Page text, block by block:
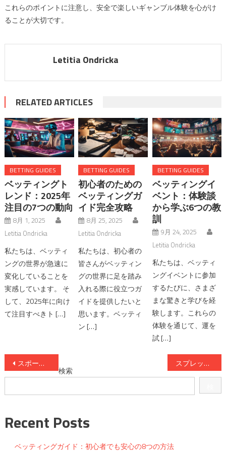
これらのポイントに注意し、安全で楽しいギャンブル体験を心がけ
ることが大切です。
Letitia Ondricka
RELATED ARTICLES
BETTING GUIDES
ベッティングト
レンド：2025年
注目の7つの動向
8月 1, 2025
Letitia Ondricka
私たちは、ベッティ
ングの世界が急速に
変化していることを
実感しています。 そ
して、2025年に向け
て注目すべきト […]
BETTING GUIDES
初心者のための
ベッティングガ
イド完全攻略
8月 25, 2025
Letitia Ondricka
私たちは、初心者の
皆さんがベッティン
グの世界に足を踏み
入れる際に役立つガ
イドを提供したいと
思います。ベッティ
ン […]
BETTING GUIDES
ベッティングイ
ベント：体験談
から学ぶ6つの教
訓
9月 24, 2025
Letitia Ondricka
私たちは、ベッティ
ングイベントに参加
するたびに、さまざ
まな驚きと学びを経
験します。これらの
体験を通じて、運を
試 […]
投
稿
ナ
ビ
ゲ
スポーツのスプレッドベッティングを理解する方法 スプレッドベットの始め方と成功するためのポイント
検索
Recent Posts
ベッティングガイド：初心者でも安心の8つの方法